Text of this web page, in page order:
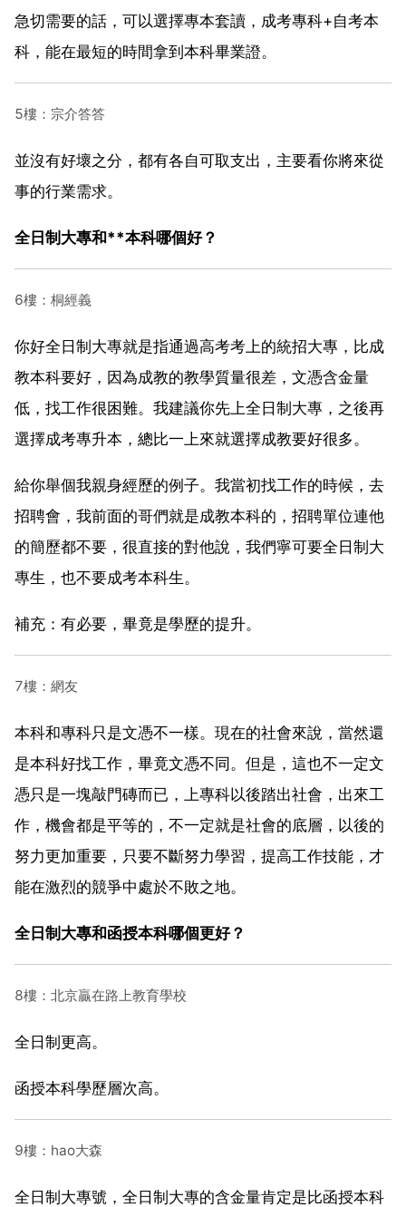
急切需要的話，可以選擇專本套讀，成考專科+自考本
科，能在最短的時間拿到本科畢業證。
5樓：宗介答答
並沒有好壞之分，都有各自可取支出，主要看你將來從
事的行業需求。
全日制大專和**本科哪個好？
6樓：桐經義
你好全日制大專就是指通過高考考上的統招大專，比成
教本科要好，因為成教的教學質量很差，文憑含金量
低，找工作很困難。我建議你先上全日制大專，之後再
選擇成考專升本，總比一上來就選擇成教要好很多。
給你舉個我親身經歷的例子。我當初找工作的時候，去
招聘會，我前面的哥們就是成教本科的，招聘單位連他
的簡歷都不要，很直接的對他說，我們寧可要全日制大
專生，也不要成考本科生。
補充：有必要，畢竟是學歷的提升。
7樓：網友
本科和專科只是文憑不一樣。現在的社會來說，當然還
是本科好找工作，畢竟文憑不同。但是，這也不一定文
憑只是一塊敲門磚而已，上專科以後踏出社會，出來工
作，機會都是平等的，不一定就是社會的底層，以後的
努力更加重要，只要不斷努力學習，提高工作技能，才
能在激烈的競爭中處於不敗之地。
全日制大專和函授本科哪個更好？
8樓：北京贏在路上教育學校
全日制更高。
函授本科學歷層次高。
9樓：hao大森
全日制大專號，全日制大專的含金量肯定是比函授本科